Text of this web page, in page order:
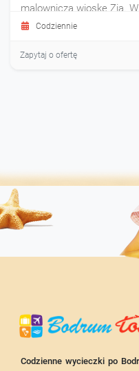
malowniczą wioskę Zia.
przewodnika, co zapewnia
Codziennie
Zapytaj o ofertę
Codzienne wycieczki po